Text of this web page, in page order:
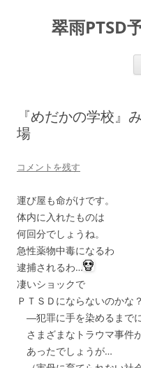
翠雨PTSD
『めだかの学校』
場
コメントを残す
運び屋も命がけです。
体内に入れたものは
何回分でしょうね。
急性薬物中毒になるわ
逮捕されるわ…
凄いショックで
ＰＴＳＤにならないのかな？
―犯罪に手を染めるまで
さまざまなトラウマ事件
あったでしょうが…